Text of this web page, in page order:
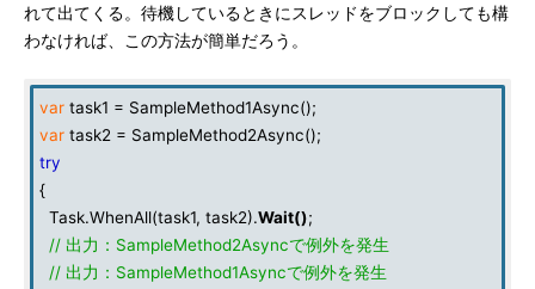
れて出てくる。待機しているときにスレッドをブロックしても構
わなければ、この方法が簡単だろう。
var task1 = SampleMethod1Async();
var task2 = SampleMethod2Async();
try
{
Task.WhenAll(task1, task2).Wait();
// 出力：SampleMethod2Asyncで例外を発生
// 出力：SampleMethod1Asyncで例外を発生